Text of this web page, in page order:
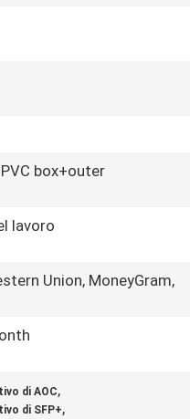
box+outer
lavoro
Union, MoneyGram,
di AOC,
di SFP+,